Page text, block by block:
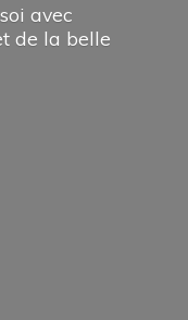
avec
de la belle